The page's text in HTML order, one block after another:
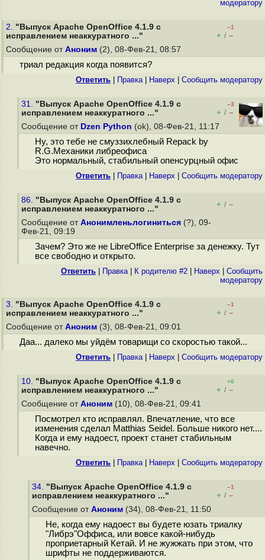
модератору
2. "Выпуск Apache OpenOffice 4.1.9 с
исправлением неаккуратного ..."
–1
+ / –
Сообщение от Аноним (2), 08-Фев-21, 08:57
триал редакция когда появится?
Ответить Правка| Наверх Cообщить модератору
31. "Выпуск Apache OpenOffice 4.1.9 с
исправлением неаккуратного ..."
–3
+ / –
Сообщение от Dzen Python (ok), 08-Фев-21, 11:17
Ну, это тебе не смуззихлебный Repack by
R.G.Механики либреофиса
Это нормальный, стабильный опенсурцный офис
Ответить Правка| Наверх Cообщить модератору
86. "Выпуск Apache OpenOffice 4.1.9 с
исправлением неаккуратного ..."
+ / –
Сообщение от Анонимленьлогиниться (?), 09-
Фев-21, 09:19
Зачем? Это же не LibreOffice Enterprise за денежку. Тут
все свободно и открыто.
Ответить Правка| К родителю #2 Наверх
Cообщить
модератору
3. "Выпуск Apache OpenOffice 4.1.9 с
исправлением неаккуратного ..."
–1
+ / –
Сообщение от Аноним (3), 08-Фев-21, 09:01
Даа... далеко мы уйдём товарищи со скоростью такой...
Ответить Правка| Наверх Cообщить модератору
10. "Выпуск Apache OpenOffice 4.1.9 с
исправлением неаккуратного ..."
+6
+ / –
Сообщение от Аноним (10), 08-Фев-21, 09:41
Посмотрел кто исправлял. Впечатление, что все
изменения сделал Matthias Seidel. Больше никого нет....
Когда и ему надоест, проект станет стабильным
навечно.
Ответить Правка| Наверх Cообщить модератору
34. "Выпуск Apache OpenOffice 4.1.9 с
исправлением неаккуратного ..."
–1
+ / –
Сообщение от Аноним (34), 08-Фев-21, 11:50
Не, когда ему надоест вы будете юзать триалку
"Либрэ"Оффиса, или вовсе какой-нибудь
проприетарный Кетай. И не жужжать при этом, что
шрифты не поддерживаются.